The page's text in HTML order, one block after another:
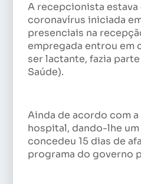
A recepcionista
coronavírus iniciada
presenciais na
empregada entrou em
ser lactante, fazia
Saúde).
Ainda de acordo com
hospital, dando-lhe
concedeu 15 dias de
programa do governo